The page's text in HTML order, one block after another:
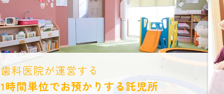
歯科医院が運営する
1時間単位でお預かりする託児所